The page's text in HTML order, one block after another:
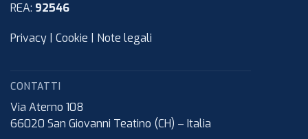
REA: 92546
Privacy Cookie Note legali
CONTATTI
Via Aterno 108
66020 San Giovanni Teatino (CH) – Italia